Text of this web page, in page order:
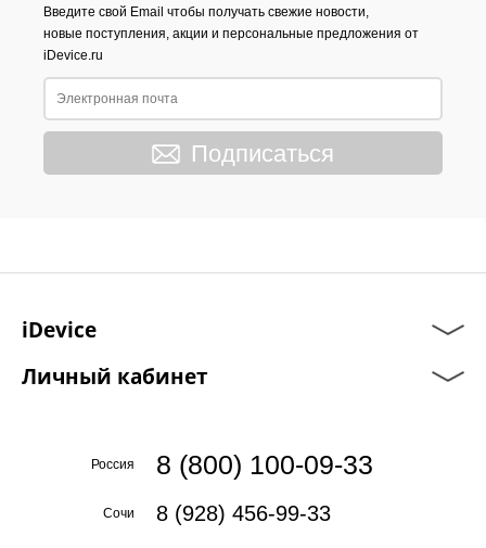
Введите свой Email чтобы получать свежие новости,
новые поступления, акции и персональные предложения от
iDevice.ru
Подписаться
iDevice
Личный кабинет
Россия 8 (800) 100-09-33
Сочи 8 (928) 456-99-33